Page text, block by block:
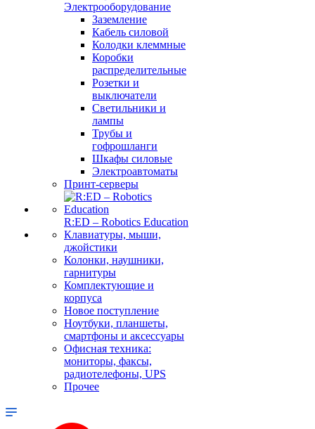
Электрооборудование
Заземление
Кабель силовой
Колодки клеммные
Коробки
распределительные
Розетки и
выключатели
Светильники и
лампы
Трубы и
гофрошланги
Шкафы силовые
Электроавтоматы
Принт-серверы
R:ED – Robotics Education
Клавиатуры, мыши,
джойстики
Колонки, наушники,
гарнитуры
Комплектующие и
корпуса
Новое поступление
Ноутбуки, планшеты,
смартфоны и аксессуары
Офисная техника:
мониторы, факсы,
радиотелефоны, UPS
Прочее